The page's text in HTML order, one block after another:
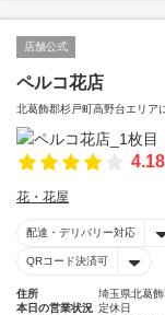
店舗公式
ペルコ花店
北葛飾郡杉戸町高野台エリア
4.18
花・花屋
配達・デリバリー対応
QRコード決済可
住所
埼玉県北葛
本日の営業状況 定休日